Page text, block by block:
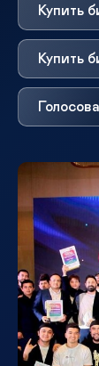
Купить
Купить